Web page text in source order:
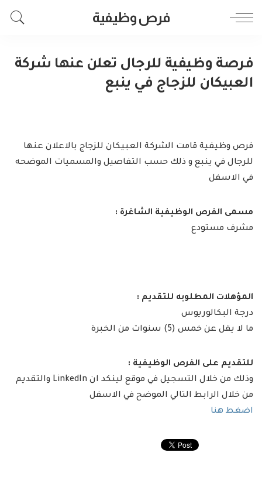
فرص وظيفية
فرصة وظيفية للرجال تعلن عنها شركة
العبيكان للزجاج في ينبع
فرص وظيفية قامت الشركة العبيكان للزجاج بالاعلان عنها
للرجال في ينبع و ذلك حسب التفاصيل والمسميات الموضحه
في الاسفل
مسمى الفرص الوظيفية الشاغرة :
مشرف مستودع
المؤهلات المطلوبه للتقديم :
درجة البكالوريوس
ما لا يقل عن خمس (5) سنوات من الخبرة
للتقديم على الفرص الوظيفية :
وذلك من خلال التسجيل في موقع لينكد ان LinkedIn والتقديم
من خلال الرابط التالي الموضح في الاسفل
اضغط هنا